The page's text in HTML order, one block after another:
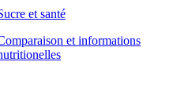
et santé
et informations